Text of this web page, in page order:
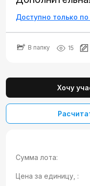
Доступно только
В папку 15
Хочу
Сумма лота:
Цена за единицу, :